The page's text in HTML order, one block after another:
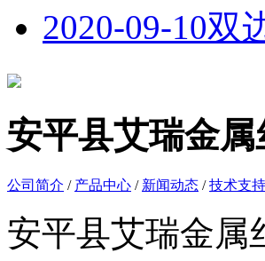
2020-09-10双
安平县艾瑞金
公司简介 / 产品中心 / 新闻动态 /技术支持
安平县艾瑞金属